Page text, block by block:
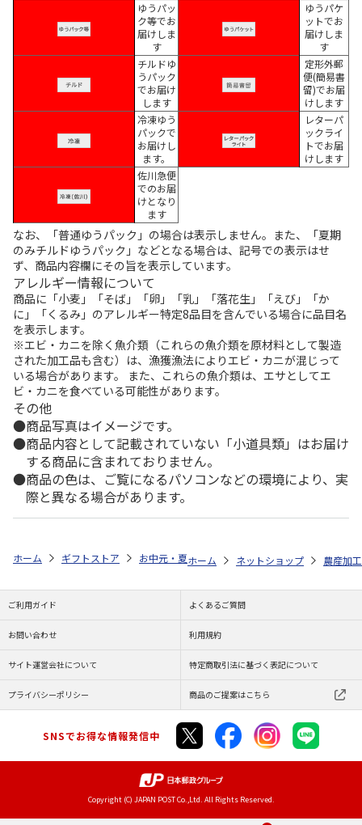
ゆうパッ
ク等でお
届けしま
す
ゆうパケ
ットでお
届けしま
す
チルドゆ
うパック
でお届け
します
定形外郵
便(簡易書
留)でお届
けします
冷凍ゆう
パックで
お届けし
ます。
レターパ
ックライ
トでお届
けします
佐川急便
でのお届
けとなり
ます
なお、「普通ゆうパック」の場合は表示しません。また、「夏期
のみチルドゆうパック」などとなる場合は、記号での表示はせ
ず、商品内容欄にその旨を表示しています。
アレルギー情報について
商品に「小麦」「そば」「卵」「乳」「落花生」「えび」「か
に」「くるみ」のアレルギー特定8品目を含んでいる場合に品目名
を表示します。
※エビ・カニを除く魚介類（これらの魚介類を原材料として製造
された加工品も含む）は、漁獲漁法によりエビ・カニが混じって
いる場合があります。 また、これらの魚介類は、エサとしてエ
ビ・カニを食べている可能性があります。
その他
商品写真はイメージです。
商品内容として記載されていない「小道具類」はお届け
する商品に含まれておりません。
商品の色は、ご覧になるパソコンなどの環境により、実
際と異なる場合があります。
ホーム ギフトストア お中元・夏ギフト特集 2026 ゆうゆうギフト
ホーム ネットショップ 農産加
ご利用ガイド よくあるご質問
お問い合わせ 利用規約
サイト運営会社について 特定商取引法に基づく表記について
プライバシーポリシー 商品のご提案はこちら
SNSでお得な情報発信中
Copyright (C) JAPAN POST Co.,Ltd. All Rights Reserved.